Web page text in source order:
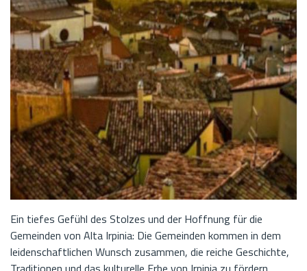
Ein tiefes Gefühl des Stolzes und der Hoffnung für die
Gemeinden von Alta Irpinia: Die Gemeinden kommen in dem
leidenschaftlichen Wunsch zusammen, die reiche Geschichte,